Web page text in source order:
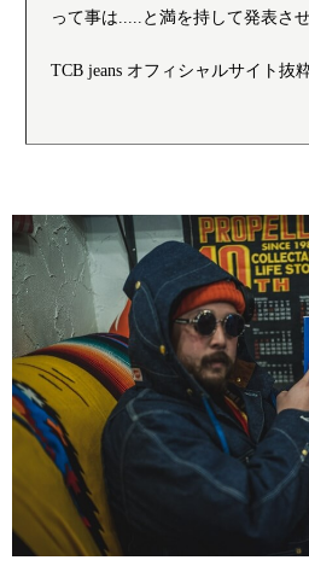
って事は.....と満を持して発表さ
TCB jeans オフィシャルサイト抜